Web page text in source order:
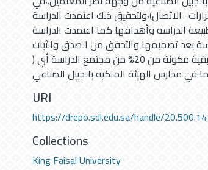
الاتصال)،ولتحقيق ذلك اعتمدت الدراسة
الدراسة وأهدافها كما اعتمدت الدراسة
بعد تصميمها والتحقق من الصدق والثبات
،ومن ثم طبقت على عينة عشوائية طبقية مكونة من 20% من مجتمع الدراسة أي (
URI
https://drepo.sdl.edu.sa/handle/
Collections
King Faisal University